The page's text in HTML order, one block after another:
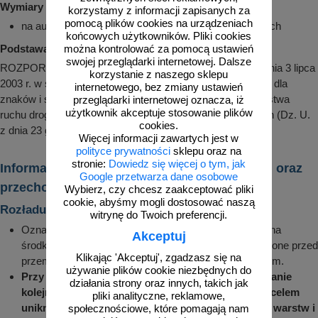
korzystamy z informacji zapisanych za
pomocą plików cookies na urządzeniach
końcowych użytkowników. Pliki cookies
można kontrolować za pomocą ustawień
swojej przeglądarki internetowej. Dalsze
korzystanie z naszego sklepu
internetowego, bez zmiany ustawień
przeglądarki internetowej oznacza, iż
użytkownik akceptuje stosowanie plików
cookies.
Więcej informacji zawartych jest w
polityce prywatności sklepu oraz na
stronie: Dowiedz się więcej o tym, jak
Google przetwarza dane osobowe
Wybierz, czy chcesz zaakceptować pliki
cookie, abyśmy mogli dostosować naszą
witrynę do Twoich preferencji.
Akceptuj
Klikając 'Akceptuj', zgadzasz się na
używanie plików cookie niezbędnych do
działania strony oraz innych, takich jak
pliki analityczne, reklamowe,
społecznościowe, które pomagają nam
Wymiary 120x120 cm:
na autostradach, umieszczane przy jezdniach głównych
Podstawa prawna:
ROZPORZĄDZENIE MINISTRA INFRASTRUKTURY z dnia 3 lipca
2003 r. w sprawie szczegółowych warunków technicznych dla
znaków i sygnałów drogowych oraz urządzeń bezpieczeństwa
ruchu drogowego i warunków ich umieszczania na drogach (Dz. U.
z dnia 23 grudnia 2003 r.)
Informacje dotyczące transportu, rozładunku oraz
przechowywania znaków drogowych
Rozładunek i montaż
Oznakowanie zamówione przez klienta jest układane na
środkach transportu w określonej pozycji i zabezpieczone przed
przemieszczeniem, ocieraniem o siebie i uszkodzeniem.
Przy rozładunku należy zwrócić uwagę na zachowanie
kolejności zdejmowania z środka transportowego celem
uniknięcia wysuwania oznakowania z środkowych warstw i